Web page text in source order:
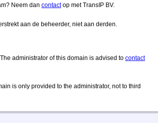
Neem dan contactop met TransIP BV.
aan de beheerder, niet aan derden.
administrator of this domain is advised to contact
is only provided to the administrator, not to third